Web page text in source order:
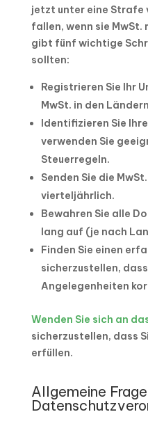
jetzt unter eine Strafe
fallen, wenn sie MwSt.
gibt fünf wichtige
sollten:
Registrieren Sie Ihr
MwSt. in den
Identifizieren Sie
verwenden Sie
Steuerregeln.
Senden Sie die
vierteljährlich.
Bewahren Sie alle
lang auf (je nach
Finden Sie einen
sicherzustellen,
Angelegenheiten
Wenden Sie sich an
sicherzustellen, dass
erfüllen.
Allgemeine